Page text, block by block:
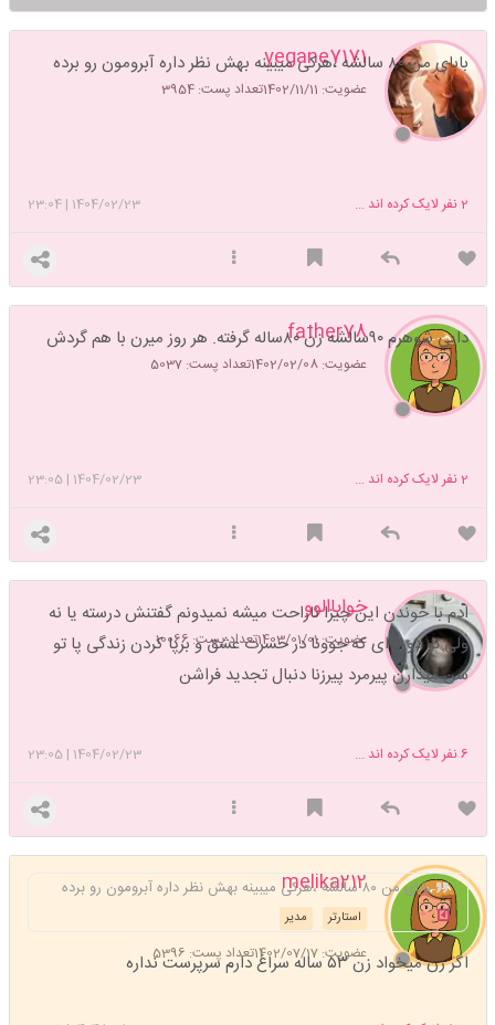
yegane7171
عضویت: 1402/11/11 تعداد پست: 3954
بابای من ۸۰ سالشه ،هرکی میبینه بهش نظر داره آبرومون رو برده
1404/02/23
|
23:04 2نفر لایک کرده اند ...
father78
عضویت: 1402/02/08 تعداد پست: 5037
دایی شوهرم ۹۰سالشه زن ۸۰ساله گرفته. هر روز میرن با هم گردش
1404/02/23
|
23:05 2نفر لایک کرده اند ...
خواباالوو
عضویت: 1403/01/01 تعداد پست: 10066
ادم با خوندن این چیزا ناراحت میشه نمیدونم گفتنش درسته یا نه
ولی تو دوره ای که جوونا در حسرت عشق و برپا کردن زندگی پا تو
سن میذارن پیرمرد پیرزنا دنبال تجدید فراشن
1404/02/23
|
23:05 6نفر لایک کرده اند ...
melika212
مدیر استارتر
عضویت: 1402/07/17 تعداد پست: 5396
بابای من ۸۰ سالشه ،هرکی میبینه بهش نظر داره آبرومون رو برده
اگر زن میخواد زن ۵۳ ساله سراغ دارم سرپرست نداره